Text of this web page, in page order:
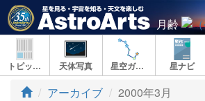
月齢
トピックス 天体写真 星空ガイド 星ナビ
アーカイブ 2000年3月